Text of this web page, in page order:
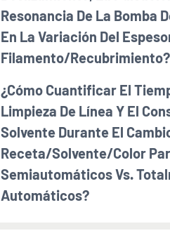
Resonancia De La Bomba
En La Variación Del
Filamento/recubrimiento?
¿Cómo Cuantificar El
Limpieza De Línea Y El
Solvente Durante El
Receta/solvente/color
Semiautomáticos Vs.
Automáticos?